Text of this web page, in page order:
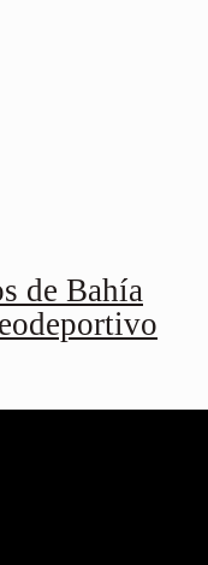
de Bahía